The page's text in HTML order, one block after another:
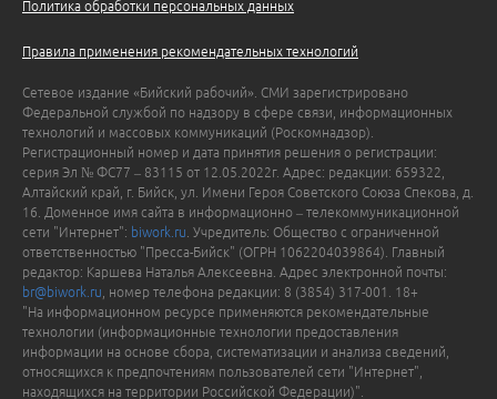
Политика обработки персональных данных
Правила применения рекомендательных технологий
Сетевое издание «Бийский рабочий». СМИ зарегистрировано
Федеральной службой по надзору в сфере связи, информационных
технологий и массовых коммуникаций (Роскомнадзор).
Регистрационный номер и дата принятия решения о регистрации:
серия Эл № ФС77 – 83115 от 12.05.2022г. Адрес: редакции: 659322,
Алтайский край, г. Бийск, ул. Имени Героя Советского Союза Спекова, д.
16. Доменное имя сайта в информационно – телекоммуникационной
сети "Интернет": biwork.ru . Учредитель: Общество с ограниченной
ответственностью "Пресса-Бийск" (ОГРН 1062204039864). Главный
редактор: Каршева Наталья Алексеевна. Адрес электронной почты:
br@biwork.ru , номер телефона редакции: 8 (3854) 317-001. 18+
"На информационном ресурсе применяются рекомендательные
технологии (информационные технологии предоставления
информации на основе сбора, систематизации и анализа сведений,
относящихся к предпочтениям пользователей сети "Интернет",
находящихся на территории Российской Федерации)".